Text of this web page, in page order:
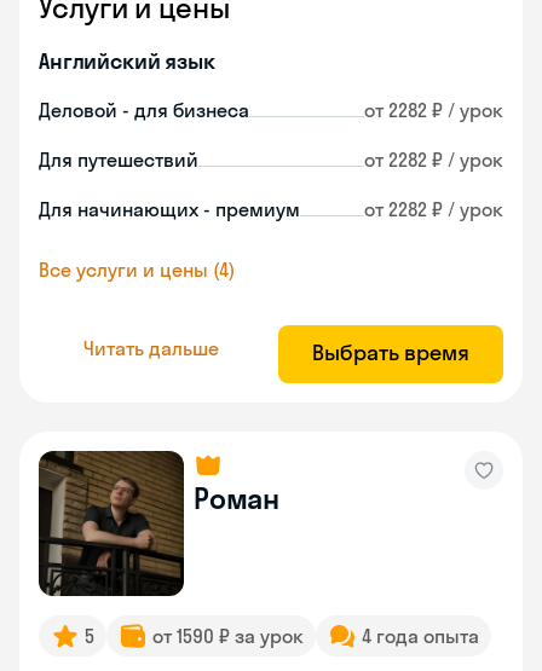
Услуги и цены
Английский язык
Деловой - для бизнеса от 2282 ₽ / урок
Для путешествий от 2282 ₽ / урок
Для начинающих - премиум от 2282 ₽ / урок
Все услуги и цены (4)
Читать дальше Выбрать время
Роман
5 от 1590 ₽ за урок 4 года опыта